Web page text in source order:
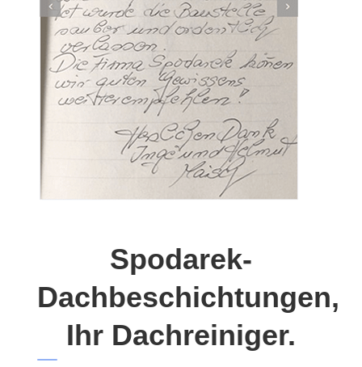
Spodarek-
Dachbeschichtungen,
Ihr Dachreiniger.